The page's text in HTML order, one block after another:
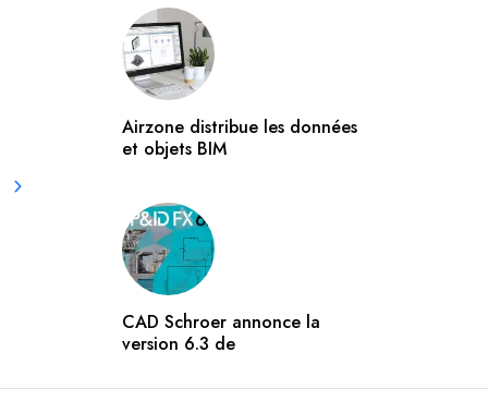
Airzone distribue les données
et objets BIM
CAD Schroer annonce la
version 6.3 de